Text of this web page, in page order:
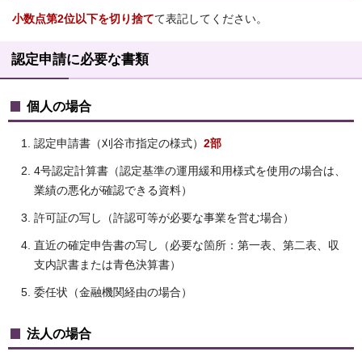
小数点第2位以下を切り捨てて表記してください。
認定申請に必要な書類
個人の場合
認定申請書（刈谷市指定の様式） 2部
4号認定計算書（認定基準の運用緩和用様式を使用の場合は、
業績の悪化が確認できる資料）
許可証の写し（許認可等が必要な事業を営む場合）
直近の確定申告書の写し（必要な箇所：第一表、第二表、収
支内訳書または青色決算書）
委任状（金融機関経由の場合）
法人の場合